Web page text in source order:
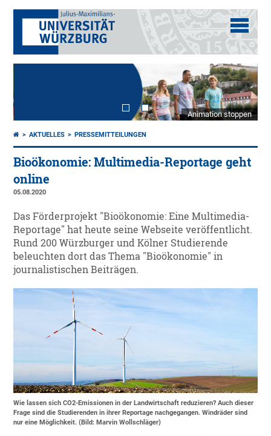
Animation stoppen
AKTUELLES PRESSEMITTEILUNGEN
Bioökonomie: Multimedia-Reportage geht
online
05.08.2020
Das Förderprojekt "Bioökonomie: Eine Multimedia-
Reportage" hat heute seine Webseite veröffentlicht.
Rund 200 Würzburger und Kölner Studierende
beleuchten dort das Thema "Bioökonomie" in
journalistischen Beiträgen.
Wie lassen sich CO2-Emissionen in der Landwirtschaft reduzieren? Auch dieser
Frage sind die Studierenden in ihrer Reportage nachgegangen. Windräder sind
nur eine Möglichkeit. (Bild: Marvin Wollschläger)